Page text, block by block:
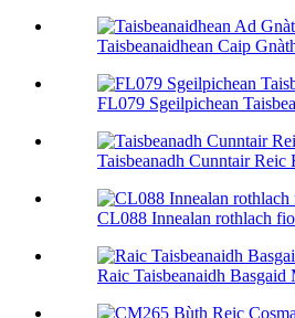
Taisbeanaidhean Caip
FL079 Sgeilpichean
Taisbeanadh Cunntair
CL088 Innealan rothlach
Raic Taisbeanaidh